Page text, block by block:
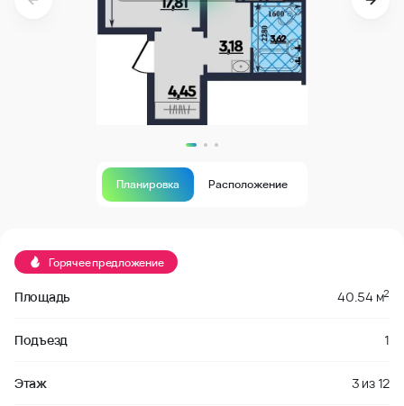
Планировка Расположение
Горячее предложение
Площадь 40.54 м2
Подъезд 1
Этаж 3 из12